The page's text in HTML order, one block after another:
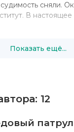
сняли.
В
Показать ещё...
12